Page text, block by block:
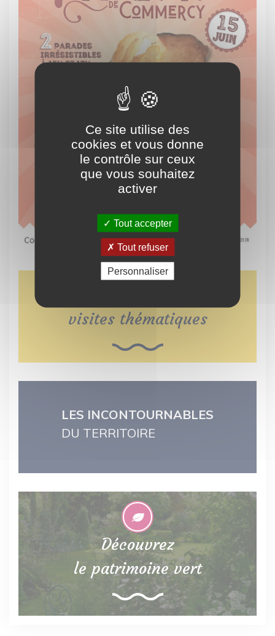
visites thématiques
LES INCONTOURNABLES
DU TERRITOIRE
Découvrez
le patrimoine vert
Ce site utilise des
cookies et vous donne
le contrôle sur ceux
que vous souhaitez
activer
Tout accepter
Tout refuser
Personnaliser